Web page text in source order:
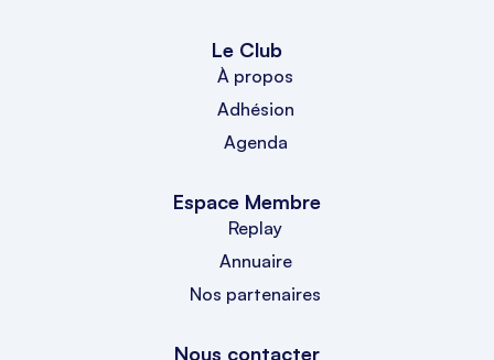
Le Club
À propos
Adhésion
Agenda
Espace Membre
Replay
Annuaire
Nos partenaires
Nous contacter